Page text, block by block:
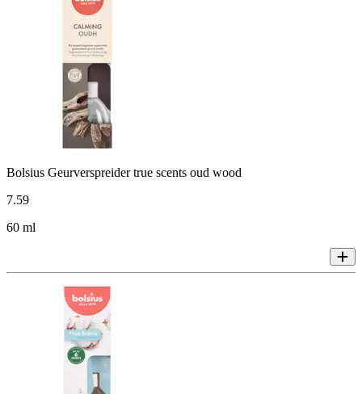
Bolsius Geurverspreider true scents oud wood
7.59
60 ml